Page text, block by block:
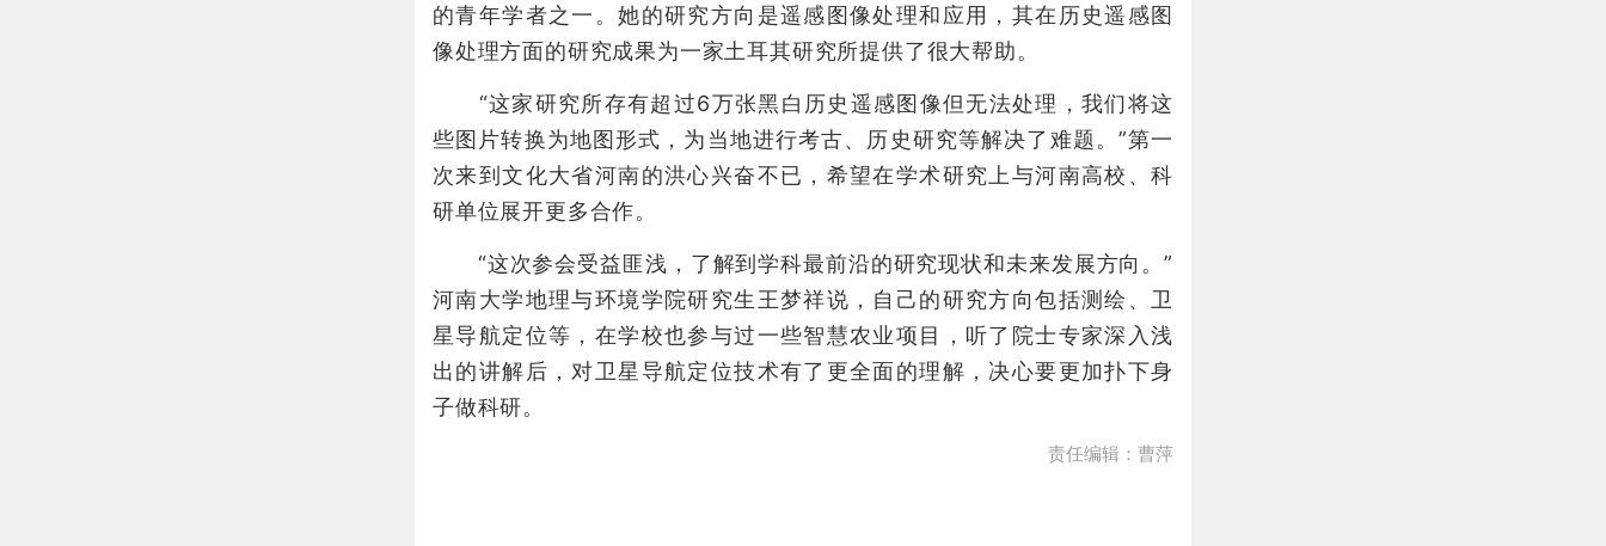
的青年学者之一。她的研究方向是遥感图像处理和应用，其在历史遥感图
像处理方面的研究成果为一家土耳其研究所提供了很大帮助。
“这家研究所存有超过6万张黑白历史遥感图像但无法处理，我们将这
些图片转换为地图形式，为当地进行考古、历史研究等解决了难题。”第一
次来到文化大省河南的洪心兴奋不已，希望在学术研究上与河南高校、科
研单位展开更多合作。
“这次参会受益匪浅，了解到学科最前沿的研究现状和未来发展方向。”
河南大学地理与环境学院研究生王梦祥说，自己的研究方向包括测绘、卫
星导航定位等，在学校也参与过一些智慧农业项目，听了院士专家深入浅
出的讲解后，对卫星导航定位技术有了更全面的理解，决心要更加扑下身
子做科研。
责任编辑：曹萍